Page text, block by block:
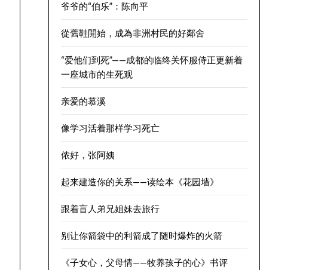
爷爷的“伯乐”：陈向平
從舊鞋開始，成為非洲村民的好鄰舍
“爱他们到死”——成都的临终关怀服侍正更新着
一座城市的生死观
亲爱的慕溪
像学习活着那样学习死亡
侬好，张阿姨
起来建造你的关系——读绘本《花园墙》
跟着盲人弟兄姐妹去旅行
别让你箭袋中的利箭成了随时爆炸的火箭
《子女心，父母情——牧养孩子的心》书评